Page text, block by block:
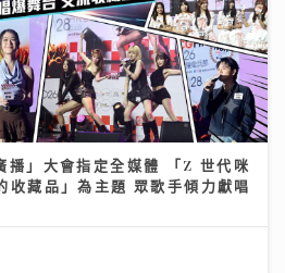
」大會指定全媒體 「Z 世代咪
藏品」為主題 眾歌手傾力獻唱